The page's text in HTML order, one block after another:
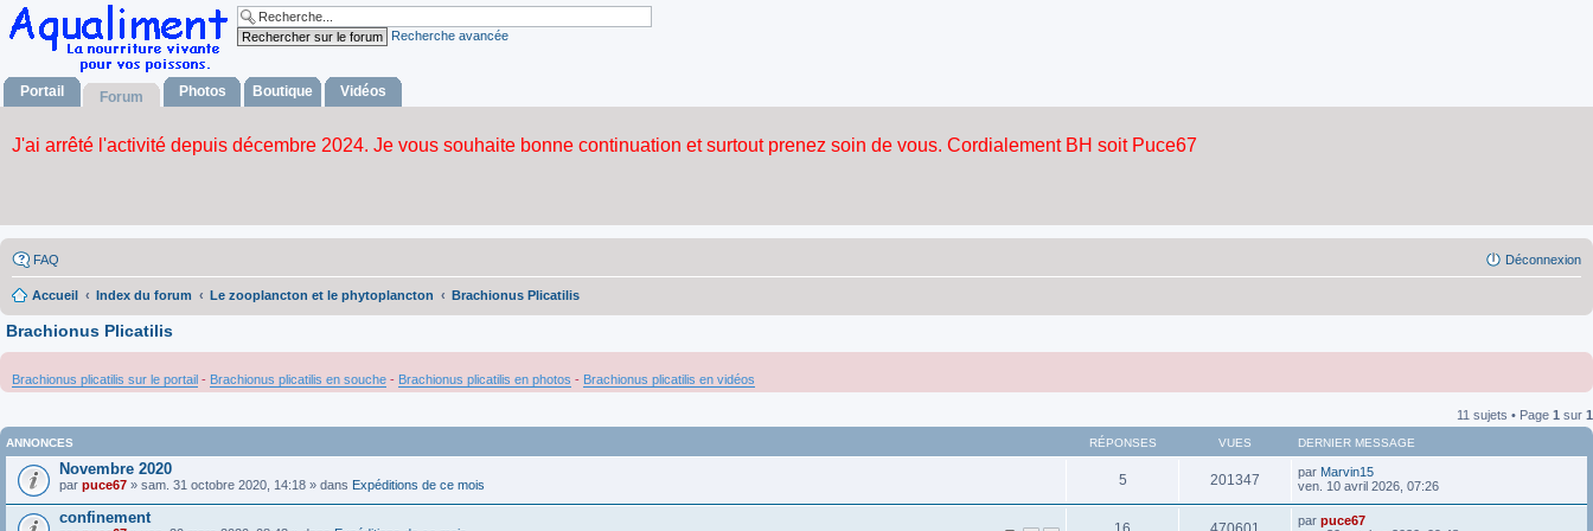
Recherche avancée
Portail Forum Photos Boutique Vidéos
FAQ Déconnexion
Accueil Index du forum Le zooplancton et le phytoplancton Brachionus Plicatilis
Brachionus Plicatilis
Brachionus plicatilis sur le portail - Brachionus plicatilis en souche - Brachionus plicatilis en photos - Brachionus plicatilis en vidéos
11 sujets • Page 1 sur 1
ANNONCES RÉPONSES VUES DERNIER MESSAGE
Novembre 2020
par puce67 » sam. 31 octobre 2020, 14:18 » dans Expéditions de ce mois 5 201347 par Marvin15
ven. 10 avril 2026, 07:26
confinement par puce67